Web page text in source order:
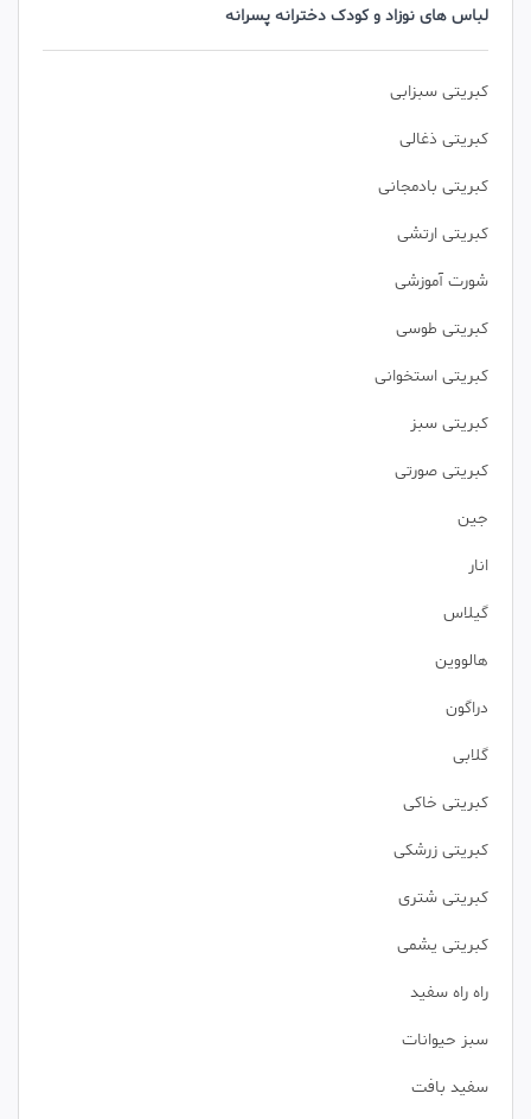
لباس های نوزاد و کودک دخترانه پسرانه
کبریتی سبزابی
کبریتی ذغالی
کبریتی بادمجانی
کبریتی ارتشی
شورت آموزشی
کبریتی طوسی
کبریتی استخوانی
کبریتی سبز
کبریتی صورتی
جین
انار
گیلاس
هالووین
دراگون
گلابی
کبریتی خاکی
کبریتی زرشکی
کبریتی شتری
کبریتی یشمی
راه راه سفید
سبز حیوانات
سفید بافت